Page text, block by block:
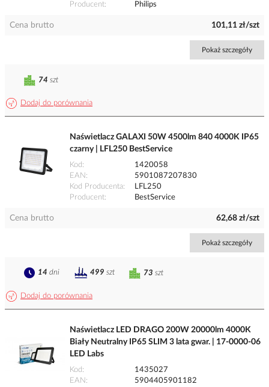
Producent
Philips
Cena brutto 101,11 zł/szt
Pokaż szczegóły
Dodaj do porównania
74 szt
Naświetlacz GALAXI 50W 4500lm 840 4000K IP65
czarny | LFL250 BestService
Kod
1420058
EAN
5901087207830
Kod Producenta
LFL250
Producent
BestService
Cena brutto 62,68 zł/szt
Pokaż szczegóły
Dodaj do porównania
73 szt
14 dni 499 szt
Naświetlacz LED DRAGO 200W 20000lm 4000K
Biały Neutralny IP65 SLIM 3 lata gwar. | 17-0000-06
LED Labs
Kod
1435027
EAN
5904405901182